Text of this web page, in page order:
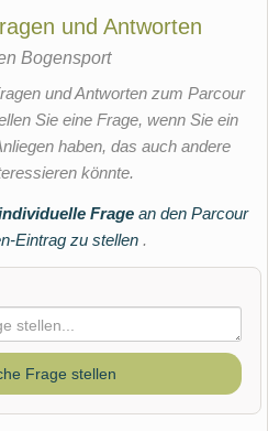
und Antworten
Bogensport
und Antworten zum Parcour
Sie eine Frage, wenn Sie ein
haben, das auch andere
könnte.
Frage an den Parcour
Eintrag zu stellen .
Frage stellen